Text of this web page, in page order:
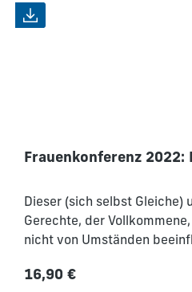
Frauenkonferenz 2022:
Dieser (sich selbst Gleiche)
Gerechte, der
nicht von Umständen
Christus ist derselbe
Regulärer Preis:
16,90 €